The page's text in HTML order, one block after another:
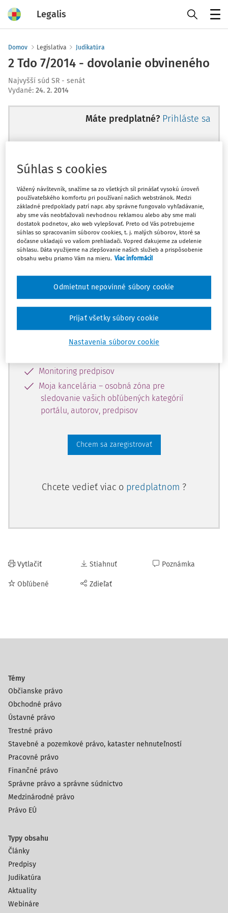
Legalis
Domov Legislatíva Judikatúra
2 Tdo 7/2014 - dovolanie obvineného
Najvyšší súd SR - senát
Vydané: 24. 2. 2014
Máte predplatné? Prihláste sa
Ups, zatiaľ ste si prečítali len
začiatok...
Celý odborný obsah z tejto oblasti je
dostupný predplatiteľom portálu.
obsahu a získajte prístup na 10 dní
zdarma, stačí sa len zaregistrovať.
Vďaka registrácii získate prístup aj k
vybranému obsahu:
Monitoring predpisov
Moja kancelária – osobná zóna pre
sledovanie vašich obľúbených kategórií
portálu, autorov, predpisov
Chcem sa zaregistrovať
Chcete vedieť viac o predplatnom ?
Vytlačiť
Obľúbené
Stiahnuť
Zdieľať
Poznámka
Témy
Občianske právo
Obchodné právo
Ústavné právo
Trestné právo
Stavebné a pozemkové právo, kataster nehnuteľností
Pracovné právo
Finančné právo
Správne právo a správne súdnictvo
Medzinárodné právo
Právo EÚ
Typy obsahu
Články
Predpisy
Judikatúra
Aktuality
Webináre
Súhlas s cookies
Vážený návštevník, snažíme sa zo všetkých síl prinášať vysokú úroveň
používateľského komfortu pri používaní našich webstránok. Medzi
základné predpoklady patrí napr. aby správne fungovalo vyhľadávanie,
aby sme vás neobťažovali nevhodnou reklamou alebo aby sme mali
dostatok podnetov, ako web vylepšovať. Preto od Vás potrebujeme
súhlas so spracovaním súborov cookies, t. j. malých súborov, ktoré sa
dočasne ukladajú vo vašom prehliadači. Vopred ďakujeme za udelenie
súhlasu. Dáta využijeme na zlepšovanie našich služieb a prispôsobenie
obsahu webu priamo Vám na mieru. Viac informácií
Nastavenia súborov cookie
Odmietnut nepovinné súbory cookie
Prijať všetky súbory cookie